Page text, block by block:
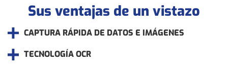
Sus ventajas de un vistazo
CAPTURA RÁPIDA DE DATOS E IMÁGENES
TECNOLOGÍA OCR